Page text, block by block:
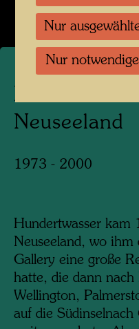
Hundertwasser besucht
Neuseeland
1973 - 2000
Hundertwasser kam
Neuseeland, wo
Gallery eine große
hatte, die dann nach
Wellington,
auf die
Nur
Nur